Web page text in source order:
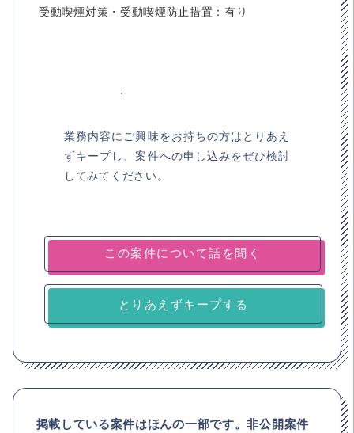
受動喫煙対策・受動喫煙防止措置：有り
業務内容にご興味をお持ちの方はとりあえ
ずキープし、案件への申し込みをぜひ検討
してみてください。
とりあえずキープする
掲載している案件はほんの一部です。非公開案件